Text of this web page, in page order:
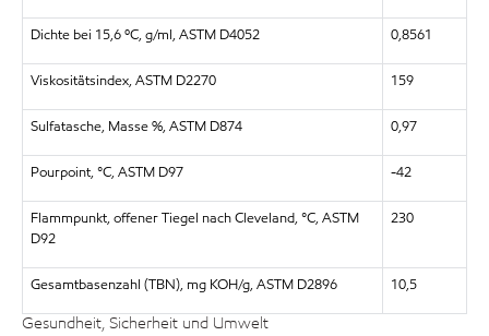
Dichte bei 15,6 ºC, g/ml, ASTM D4052 0,8561
Viskositätsindex, ASTM D2270 159
Sulfatasche, Masse %, ASTM D874 0,97
Pourpoint, °C, ASTM D97 -42
Flammpunkt, offener Tiegel nach Cleveland, °C, ASTM
D92
230
Gesamtbasenzahl (TBN), mg KOH/g, ASTM D2896 10,5
Gesundheit, Sicherheit und Umwelt